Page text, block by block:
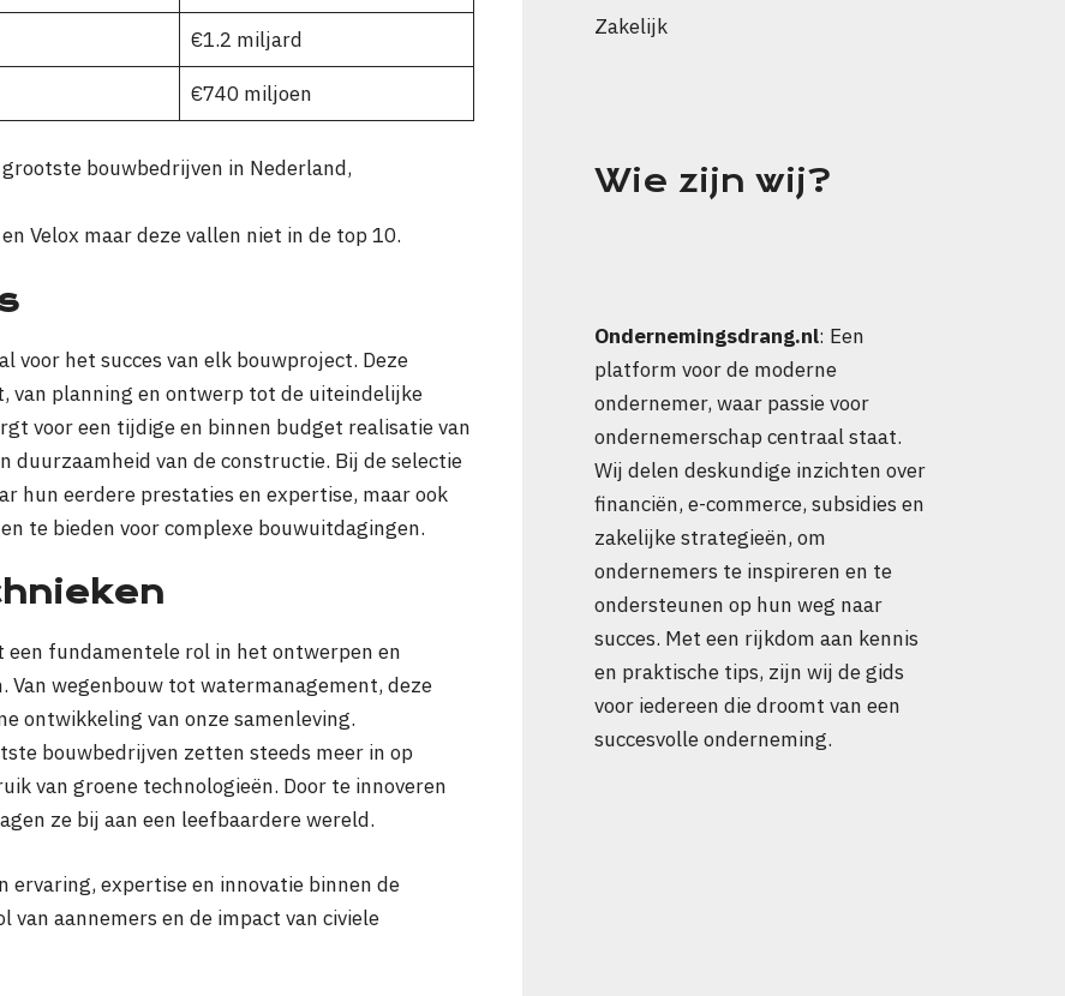
€1.2 miljard
€740 miljoen
bouwbedrijven in Nederland,
Velox maar deze vallen niet in de top 10.
voor het succes van elk bouwproject. Deze
van planning en ontwerp tot de uiteindelijke
voor een tijdige en binnen budget realisatie van
van de constructie. Bij de selectie
hun eerdere prestaties en expertise, maar ook
te bieden voor complexe bouwuitdagingen.
een fundamentele rol in het ontwerpen en
wegenbouw tot watermanagement, deze
ontwikkeling van onze samenleving.
bouwbedrijven zetten steeds meer in op
van groene technologieën. Door te innoveren
ze bij aan een leefbaardere wereld.
ervaring, expertise en innovatie binnen de
van aannemers en de impact van civiele
Zakelijk
Wie zijn wij?
Ondernemingsdrang.nl: Een
platform voor de moderne
ondernemer, waar passie voor
ondernemerschap centraal staat.
Wij delen deskundige inzichten over
financiën, e-commerce, subsidies en
zakelijke strategieën, om
ondernemers te inspireren en te
ondersteunen op hun weg naar
succes. Met een rijkdom aan kennis
en praktische tips, zijn wij de gids
voor iedereen die droomt van een
succesvolle onderneming.